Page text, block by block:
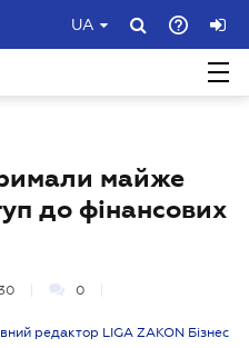
UA
майже
до фінансових
0
редактор LIGA ZAKON Бізнес